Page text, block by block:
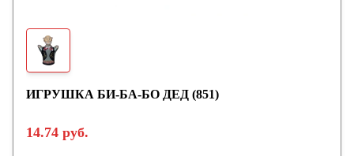
ИГРУШКА БИ-БА-БО ДЕД (851)
14.74 руб.